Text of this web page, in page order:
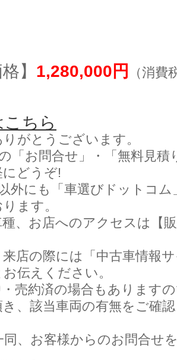
】 1,280,000円 （消費
ちら
がとうございます。
「お問合せ」・「無料見積
どうぞ!
外にも「車選びドットコ
ます。
、お店へのアクセスは【
来店の際には「中古車情報
伝えください。
売約済の場合もあります
、該当車両の有無をご確
同、お客様からのお問合せ